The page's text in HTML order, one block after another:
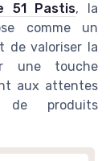
51 Pastis, la
comme un
de valoriser la
une touche
aux attentes
de produits